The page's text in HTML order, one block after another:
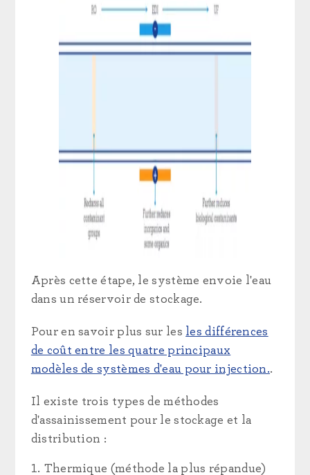
Après cette étape, le système envoie l'eau
dans un réservoir de stockage.
Pour en savoir plus sur les les différences
de coût entre les quatre principaux
modèles de systèmes d'eau pour injection..
Il existe trois types de méthodes
d'assainissement pour le stockage et la
distribution :
Thermique (méthode la plus répandue)